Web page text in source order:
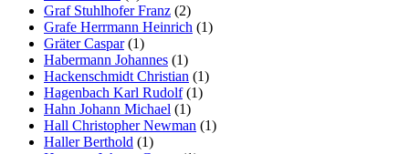
Graf Stuhlhofer Franz (2)
Grafe Herrmann Heinrich (1)
Gräter Caspar(1)
Habermann Johannes (1)
Hackenschmidt Christian (1)
Hagenbach Karl Rudolf(1)
Hahn Johann Michael (1)
Hall Christopher Newman (1)
Haller Berthold (1)